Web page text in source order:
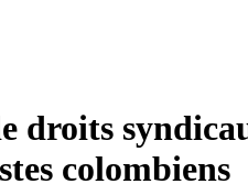
droits
colombiens